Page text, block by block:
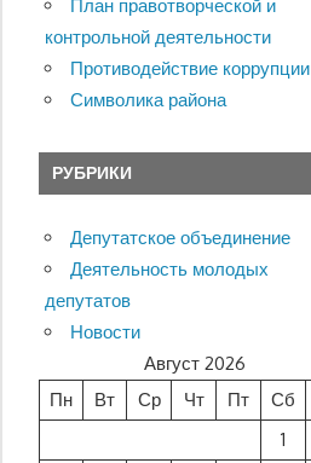
План правотворческой и
контрольной деятельности
Противодействие коррупции
Символика района
РУБРИКИ
Депутатское объединение
Деятельность молодых
депутатов
Новости
Август 2026
Пн
Вт Ср Чт Пт Сб
1